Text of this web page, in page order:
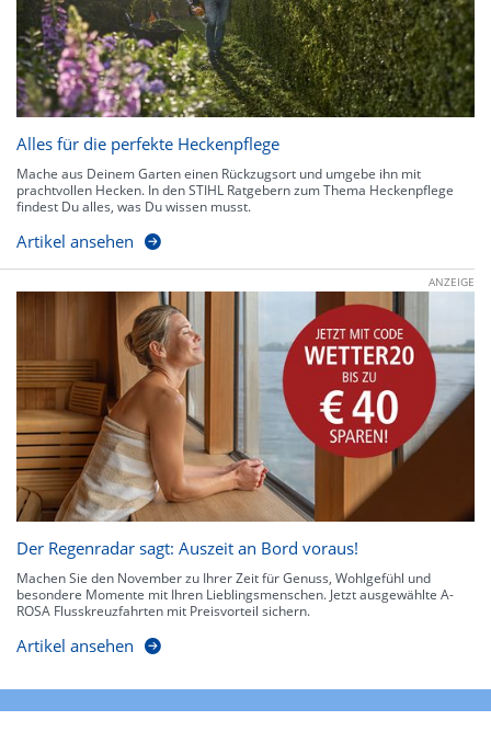
Alles für die perfekte Heckenpflege
Mache aus Deinem Garten einen Rückzugsort und umgebe ihn mit
prachtvollen Hecken. In den STIHL Ratgebern zum Thema Heckenpflege
findest Du alles, was Du wissen musst.
Artikel ansehen
ANZEIGE
Der Regenradar sagt: Auszeit an Bord voraus!
Machen Sie den November zu Ihrer Zeit für Genuss, Wohlgefühl und
besondere Momente mit Ihren Lieblingsmenschen. Jetzt ausgewählte A-
ROSA Flusskreuzfahrten mit Preisvorteil sichern.
Artikel ansehen